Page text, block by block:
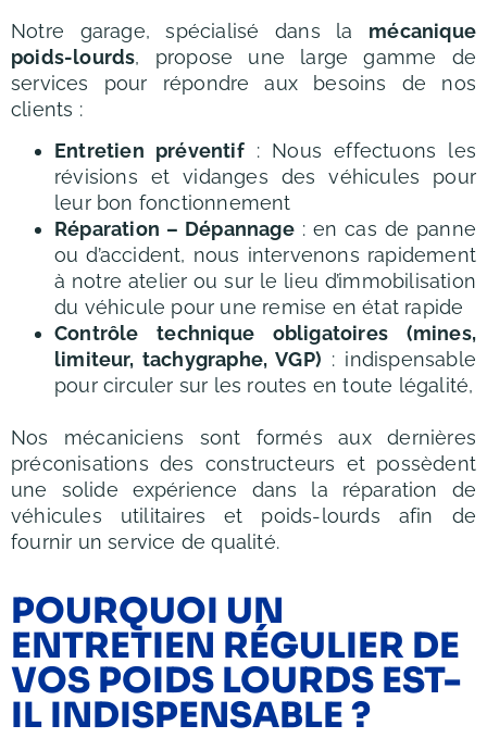
Notre garage, spécialisé dans la mécanique
poids-lourds, propose une large gamme de
services pour répondre aux besoins de nos
clients :
Entretien préventif: Nous effectuons les
révisions et vidanges des véhicules pour
leur bon fonctionnement
Réparation – Dépannage: en cas de panne
ou d’accident, nous intervenons rapidement
à notre atelier ou sur le lieu d’immobilisation
du véhicule pour une remise en état rapide
Contrôle technique obligatoires (mines,
limiteur, tachygraphe, VGP) : indispensable
pour circuler sur les routes en toute légalité,
Nos mécaniciens sont formés aux dernières
préconisations des constructeurs et possèdent
une solide expérience dans la réparation de
véhicules utilitaires et poids-lourds afin de
fournir un service de qualité.
POURQUOI UN
ENTRETIEN RÉGULIER DE
VOS POIDS LOURDS EST-
IL INDISPENSABLE ?